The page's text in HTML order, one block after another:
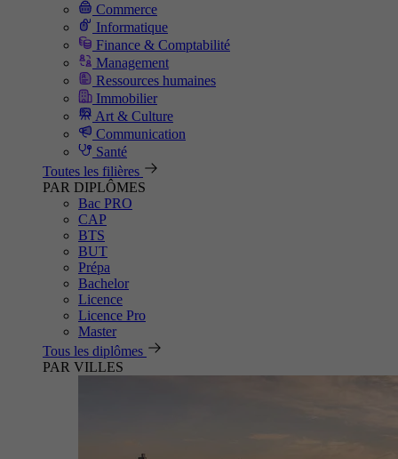
Commerce
Informatique
Finance & Comptabilité
Management
Ressources humaines
Immobilier
Art & Culture
Communication
Santé
Toutes les filières
PAR DIPLÔMES
Bac PRO
CAP
BTS
BUT
Prépa
Bachelor
Licence
Licence Pro
Master
Tous les diplômes
PAR VILLES